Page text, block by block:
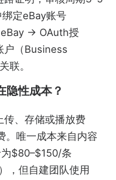
定eBay账号
→ OAuth授
户（Business
联。
隐性成本？
传、存储或播放费
。唯一成本来自内容
$80–$150/条
，但自建团队使用